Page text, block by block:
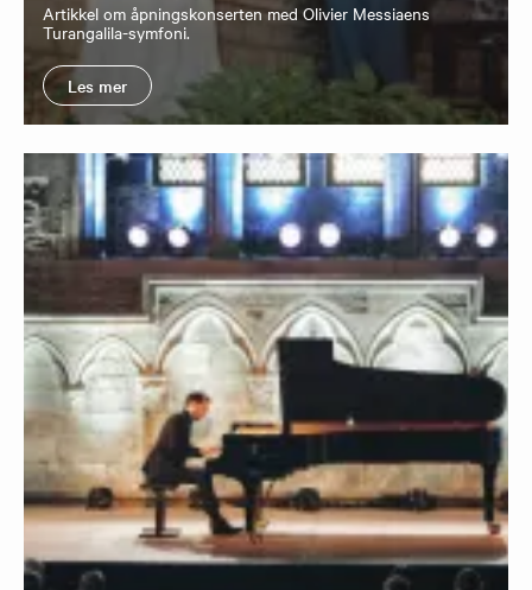
Artikkel om åpningskonserten med Olivier Messiaens
Turangalila-symfoni.
Les mer